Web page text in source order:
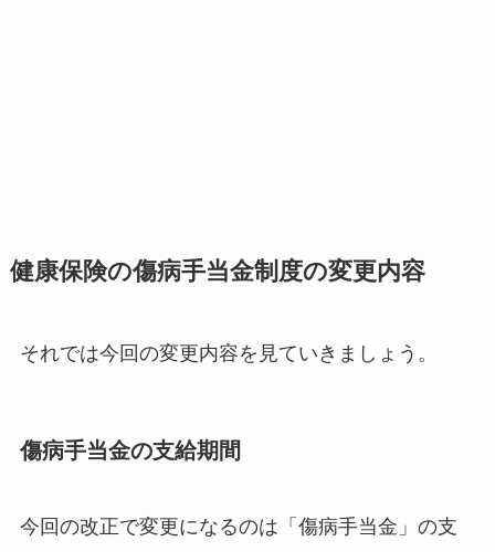
健康保険の傷病手当金制度の変更内容
それでは今回の変更内容を見ていきましょう。
傷病手当金の支給期間
今回の改正で変更になるのは「傷病手当金」の支